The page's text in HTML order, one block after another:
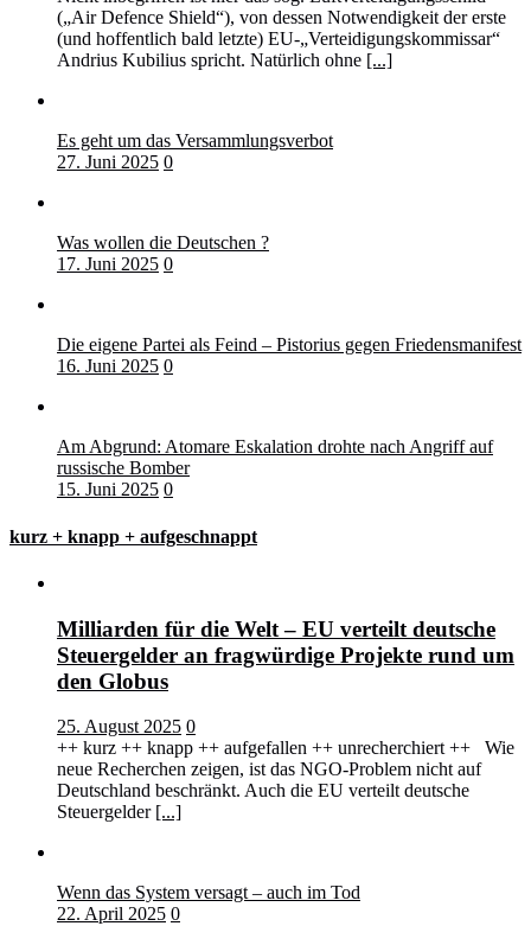
(„Air Defence Shield“), von dessen Notwendigkeit der erste
(und hoffentlich bald letzte) EU-„Verteidigungskommissar“
Andrius Kubilius spricht. Natürlich ohne [...]
Es geht um das Versammlungsverbot
27. Juni 2025 0
Was wollen die Deutschen ?
17. Juni 2025 0
Die eigene Partei als Feind – Pistorius gegen Friedensmanifest
16. Juni 2025 0
Am Abgrund: Atomare Eskalation drohte nach Angriff auf
russische Bomber
15. Juni 2025 0
kurz + knapp + aufgeschnappt
Milliarden für die Welt – EU verteilt deutsche
Steuergelder an fragwürdige Projekte rund um
den Globus
25. August 2025 0
++ kurz ++ knapp ++ aufgefallen ++ unrecherchiert ++ Wie
neue Recherchen zeigen, ist das NGO-Problem nicht auf
Deutschland beschränkt. Auch die EU verteilt deutsche
Steuergelder [...]
Wenn das System versagt – auch im Tod
22. April 2025 0